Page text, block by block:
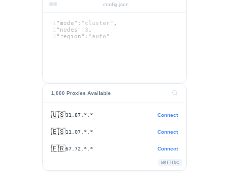
config.json
"mode" : "cluster" ,
"nodes" : 3 ,
"region" : "auto"
1,000 Proxies Available
🇺🇸31.87.*.* Connect
🇪🇸11.07.*.* Connect
🇫🇷67.72.*.* Connect
WAITING